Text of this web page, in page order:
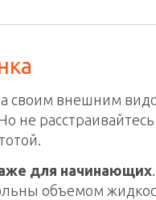
своим внешним
не
для начинающих
объемом